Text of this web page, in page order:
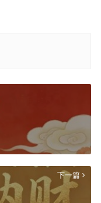
下一篇